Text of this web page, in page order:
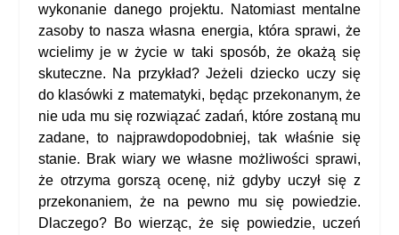
wykonanie danego projektu. Natomiast mentalne
zasoby to nasza własna energia, która sprawi, że
wcielimy je w życie w taki sposób, że okażą się
skuteczne. Na przykład? Jeżeli dziecko uczy się
do klasówki z matematyki, będąc przekonanym, że
nie uda mu się rozwiązać zadań, które zostaną mu
zadane, to najprawdopodobniej, tak właśnie się
stanie. Brak wiary we własne możliwości sprawi,
że otrzyma gorszą ocenę, niż gdyby uczył się z
przekonaniem, że na pewno mu się powiedzie.
Dlaczego? Bo wierząc, że się powiedzie, uczeń